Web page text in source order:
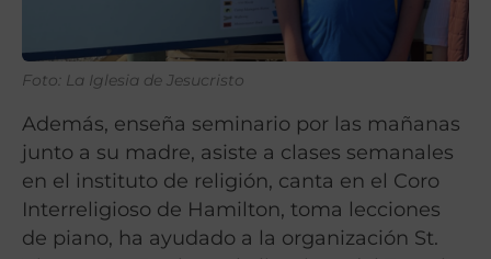
Foto: La Iglesia de Jesucristo
Además, enseña seminario por las mañanas
junto a su madre, asiste a clases semanales
en el instituto de religión, canta en el Coro
Interreligioso de Hamilton, toma lecciones
de piano, ha ayudado a la organización St.